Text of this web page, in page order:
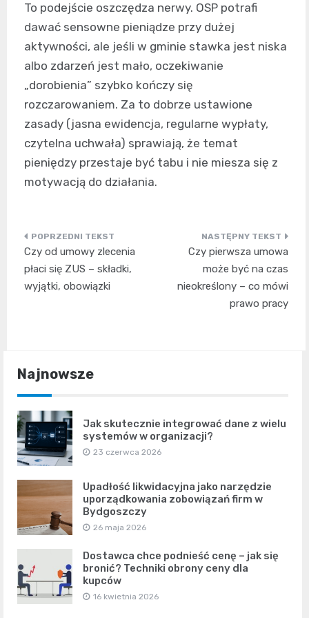
To podejście oszczędza nerwy. OSP potrafi
dawać sensowne pieniądze przy dużej
aktywności, ale jeśli w gminie stawka jest niska
albo zdarzeń jest mało, oczekiwanie
„dorobienia” szybko kończy się
rozczarowaniem. Za to dobrze ustawione
zasady (jasna ewidencja, regularne wypłaty,
czytelna uchwała) sprawiają, że temat
pieniędzy przestaje być tabu i nie miesza się z
motywacją do działania.
Nawigacja
wpisu
Czy od umowy zlecenia
płaci się ZUS – składki,
wyjątki, obowiązki
Czy pierwsza umowa
może być na czas
nieokreślony – co mówi
prawo pracy
Najnowsze
Jak skutecznie integrować dane z wielu
systemów w organizacji?
23 czerwca 2026
Upadłość likwidacyjna jako narzędzie
uporządkowania zobowiązań firm w
Bydgoszczy
26 maja 2026
Dostawca chce podnieść cenę – jak się
bronić? Techniki obrony ceny dla
kupców
16 kwietnia 2026